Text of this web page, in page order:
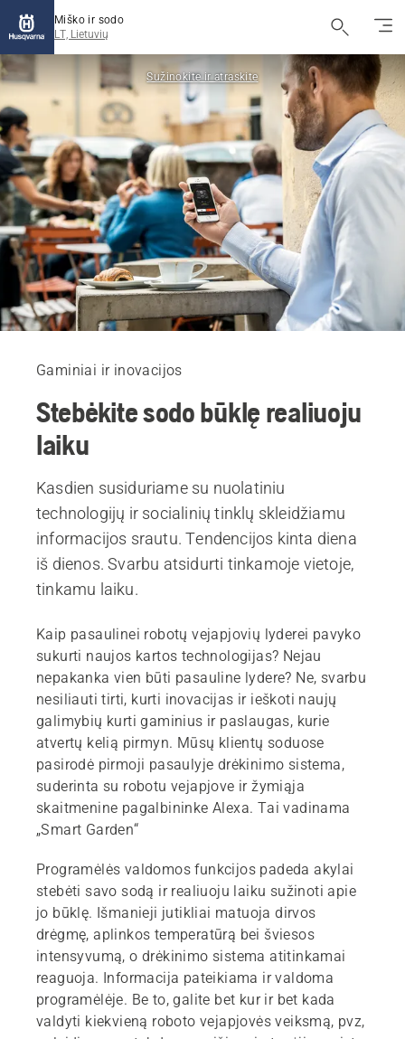
Miško ir sodo
LT, Lietuvių
Sužinokite ir atraskite
Gaminiai ir inovacijos
Stebėkite sodo būklę realiuoju
laiku
Kasdien susiduriame su nuolatiniu
technologijų ir socialinių tinklų skleidžiamu
informacijos srautu. Tendencijos kinta diena
iš dienos. Svarbu atsidurti tinkamoje vietoje,
tinkamu laiku.
Kaip pasaulinei robotų vejapjovių lyderei pavyko
sukurti naujos kartos technologijas? Nejau
nepakanka vien būti pasauline lydere? Ne, svarbu
nesiliauti tirti, kurti inovacijas ir ieškoti naujų
galimybių kurti gaminius ir paslaugas, kurie
atvertų kelią pirmyn. Mūsų klientų soduose
pasirodė pirmoji pasaulyje drėkinimo sistema,
suderinta su robotu vejapjove ir žymiąja
skaitmenine pagalbininke Alexa. Tai vadinama
„Smart Garden“
Programėlės valdomos funkcijos padeda akylai
stebėti savo sodą ir realiuoju laiku sužinoti apie
jo būklę. Išmanieji jutikliai matuoja dirvos
drėgmę, aplinkos temperatūrą bei šviesos
intensyvumą, o drėkinimo sistema atitinkamai
reaguoja. Informacija pateikiama ir valdoma
programėlėje. Be to, galite bet kur ir bet kada
valdyti kiekvieną roboto vejapjovės veiksmą, pvz,